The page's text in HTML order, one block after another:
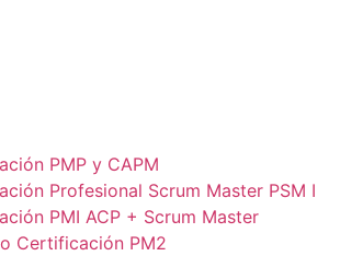
PMP y CAPM
Profesional Scrum Master PSM I
PMI ACP + Scrum Master
Certificación PM2